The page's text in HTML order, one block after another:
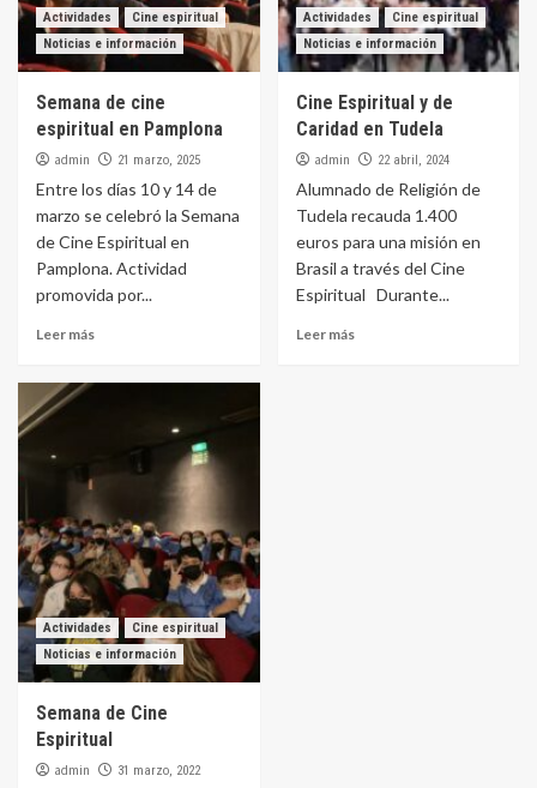
Actividades
Cine espiritual
Noticias e información
Semana de cine
espiritual en Pamplona
admin 21 marzo, 2025
Entre los días 10 y 14 de
marzo se celebró la Semana
de Cine Espiritual en
Pamplona. Actividad
promovida por...
Leer más
Actividades
Cine espiritual
Noticias e información
Cine Espiritual y de
Caridad en Tudela
admin 22 abril, 2024
Alumnado de Religión de
Tudela recauda 1.400
euros para una misión en
Brasil a través del Cine
Espiritual Durante...
Leer más
Actividades
Cine espiritual
Noticias e información
Semana de Cine
Espiritual
admin 31 marzo, 2022